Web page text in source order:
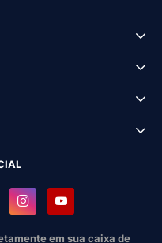
em sua caixa de